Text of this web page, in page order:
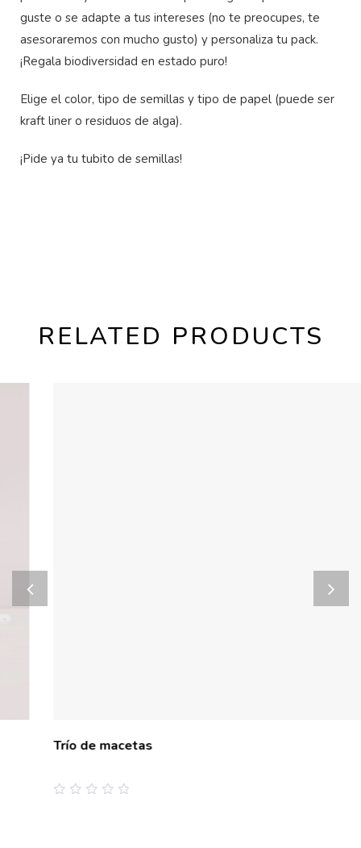
guste o se adapte a tus intereses (no te preocupes, te
asesoraremos con mucho gusto) y personaliza tu pack.
¡Regala biodiversidad en estado puro!
Elige el color, tipo de semillas y tipo de papel (puede ser
kraft liner o residuos de alga).
¡Pide ya tu tubito de semillas!
RELATED PRODUCTS
Trío de macetas